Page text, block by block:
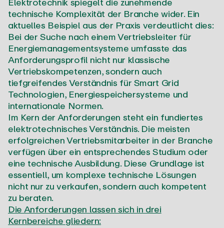
technische Komplexität der Branche wider. Ein
aktuelles Beispiel aus der Praxis verdeutlicht dies:
Bei der Suche nach einem Vertriebsleiter für
Energiemanagementsysteme umfasste das
Anforderungsprofil nicht nur klassische
Vertriebskompetenzen, sondern auch
tiefgreifendes Verständnis für Smart Grid
Technologien, Energiespeichersysteme und
internationale Normen.
Im Kern der Anforderungen steht ein fundiertes
elektrotechnisches Verständnis. Die meisten
erfolgreichen Vertriebsmitarbeiter in der Branche
verfügen über ein entsprechendes Studium oder
eine technische Ausbildung. Diese Grundlage ist
essentiell, um komplexe technische Lösungen
nicht nur zu verkaufen, sondern auch kompetent
zu beraten.
Die Anforderungen lassen sich in drei
Kernbereiche gliedern: